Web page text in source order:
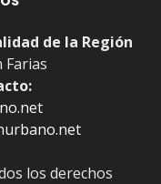
de la Región
los derechos